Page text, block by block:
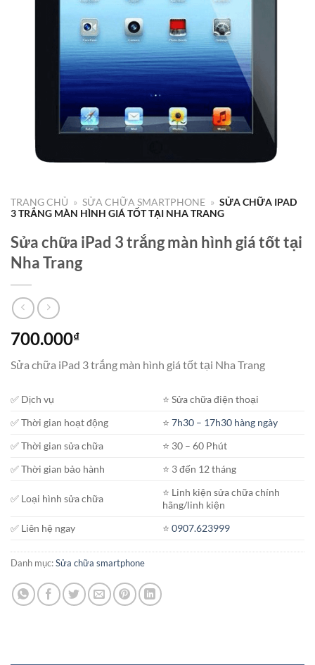
TRANG CHỦ » SỬA CHỮA SMARTPHONE » SỬA CHỮA IPAD
3 TRẮNG MÀN HÌNH GIÁ TỐT TẠI NHA TRANG
Sửa chữa iPad 3 trắng màn hình giá tốt tại
Nha Trang
700.000₫
Sửa chữa iPad 3 trắng màn hình giá tốt tại Nha Trang
✅ Dịch vụ
⭐️ Sửa chữa điện thoại
✅ Thời gian hoạt động
⭐️7h30 – 17h30 hàng ngày
✅ Thời gian sửa chữa
⭐️ 30 – 60 Phút
✅ Thời gian bảo hành
⭐️ 3 đến 12 tháng
✅ Loại hình sửa chữa
⭐️ Linh kiện sửa chữa chính
hãng/linh kiện
✅ Liên hệ ngay
⭐️0907.623999
Danh mục:Sửa chữa smartphone